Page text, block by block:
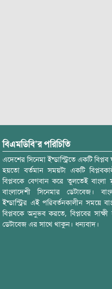
বিএমডিবি’র পরিচিতি
এদেশের সিনেমা ইন্ডাস্ট্রিতে একটি
হয়তো বর্তমান সময়টা একটি
বিপ্লবকে বেগবান করে তুলতেই বাংলা
বাংলাদেশী সিনেমার ডেটাবেজ।
ইন্ডাস্ট্রির এই পরিবর্তনকালীন সময়ে
বিপ্লবকে অনুভব করতে, বিপ্লবের সাক্ষী
ডেটাবেজ এর সাথে থাকুন। ধন্যবাদ।